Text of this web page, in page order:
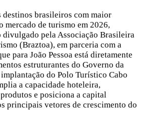
destinos brasileiros com maior
mercado de turismo em 2026,
divulgado pela Associação Brasileira
(Braztoa), em parceria com a
para João Pessoa está diretamente
estruturantes do Governo da
do Polo Turístico Cabo
a capacidade hoteleira,
e posiciona a capital
principais vetores de crescimento do